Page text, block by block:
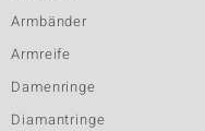
Armbänder
Armreife
Damenringe
Diamantringe